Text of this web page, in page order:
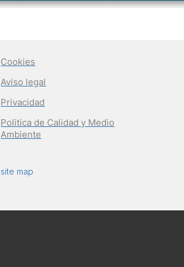
Cookies
Aviso legal
Privacidad
Politica de Calidad y Medio
Ambiente
site map